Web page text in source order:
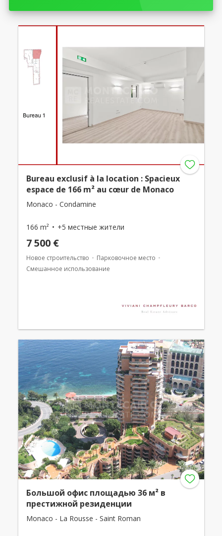
Bureau exclusif à la location : Spacieux
espace de 166 m² au cœur de Monaco
Monaco - Condamine
166 m² +5 местные жители
7 500 €
Новое строительство
Парковочное место
Смешанное использование
Большой офис площадью 36 м² в
престижной резиденции
Monaco - La Rousse - Saint Roman